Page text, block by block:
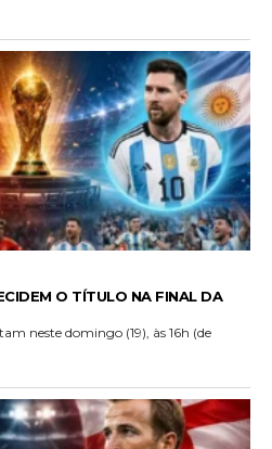
O TÍTULO NA FINAL DA
neste domingo (19), às 16h (de